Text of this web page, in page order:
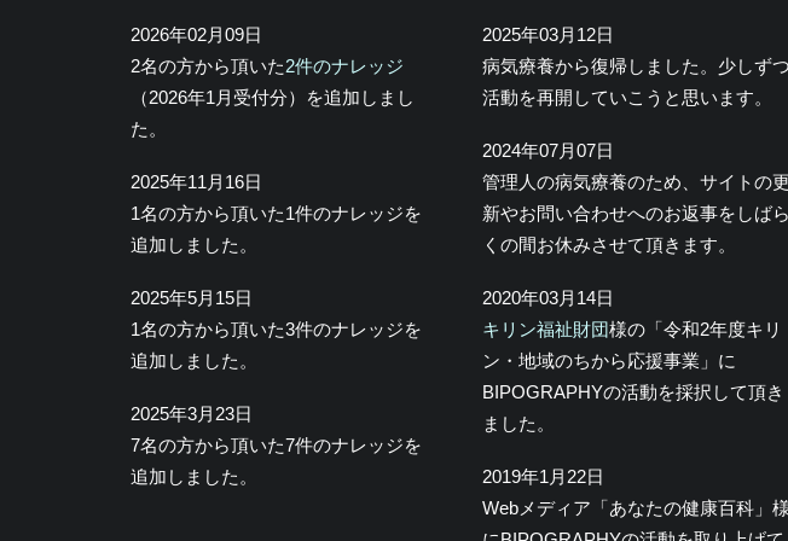
2026年02月09日
2名の方から頂いた2件のナレッジ
（2026年1月受付分）を追加しまし
た。
2025年11月16日
1名の方から頂いた1件のナレッジを
追加しました。
2025年5月15日
1名の方から頂いた3件のナレッジを
追加しました。
2025年3月23日
7名の方から頂いた7件のナレッジを
追加しました。
2025年03月12日
病気療養から復帰しました。少しずつ
活動を再開していこうと思います。
2024年07月07日
管理人の病気療養のため、サイトの更
新やお問い合わせへのお返事をしばら
くの間お休みさせて頂きます。
2020年03月14日
キリン福祉財団様の「令和2年度キリ
ン・地域のちから応援事業」に
BIPOGRAPHYの活動を採択して頂き
ました。
2019年1月22日
Webメディア「あなたの健康百科」様